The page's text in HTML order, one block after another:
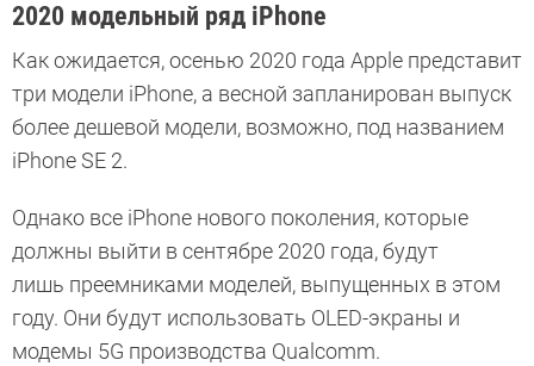
2020 модельный ряд iPhone
Как ожидается, осенью 2020 года Apple представит
три модели iPhone, а весной запланирован выпуск
более дешевой модели, возможно, под названием
iPhone SE 2.
Однако все iPhone нового поколения, которые
должны выйти в сентябре 2020 года, будут
лишь преемниками моделей, выпущенных в этом
году. Они будут использовать OLED-экраны и
модемы 5G производства Qualcomm.